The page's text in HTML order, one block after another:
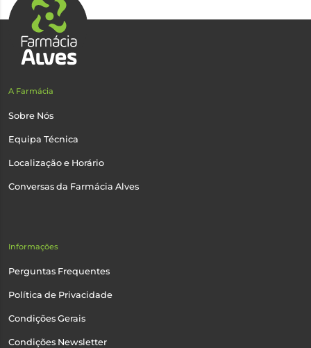
A Farmácia
Sobre Nós
Equipa Técnica
Localização e Horário
Conversas da Farmácia Alves
Informações
Perguntas Frequentes
Política de Privacidade
Condições Gerais
Condições Newsletter